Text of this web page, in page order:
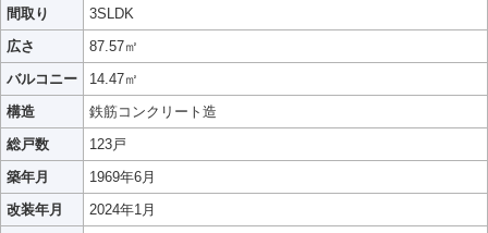
間取り
3SLDK
広さ
87.57㎡
バルコニー
14.47㎡
構造
鉄筋コンクリート造
総戸数
123戸
築年月
1969年6月
改装年月
2024年1月